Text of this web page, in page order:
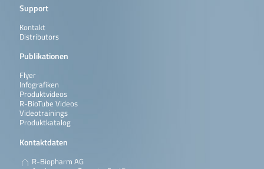
Support
Kontakt
Distributors
Publikationen
Flyer
Infografiken
Produktvideos
R-BioTube Videos
Videotrainings
Produktkatalog
Kontaktdaten
R-Biopharm AG